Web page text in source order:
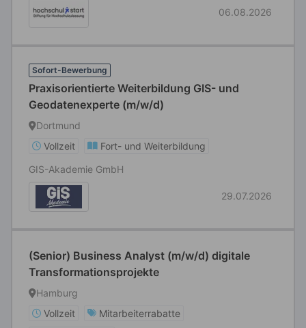
06.08.2026
Sofort-Bewerbung
Praxisorientierte Weiterbildung GIS- und
Geodatenexperte (m/w/d)
Dortmund
Vollzeit
Fort- und Weiterbildung
GIS-Akademie GmbH
29.07.2026
(Senior) Business Analyst (m/w/d) digitale
Transformationsprojekte
Hamburg
Vollzeit
Mitarbeiterrabatte